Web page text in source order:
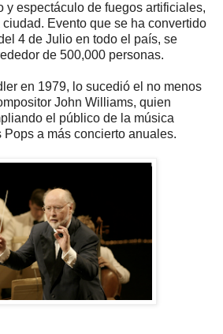
y espectáculo de fuegos artificiales,
Evento que se ha convertido
4 de Julio en todo el país, se
de 500,000 personas.
en 1979, lo sucedió el no menos
John Williams, quien
el público de la música
a más concierto anuales.